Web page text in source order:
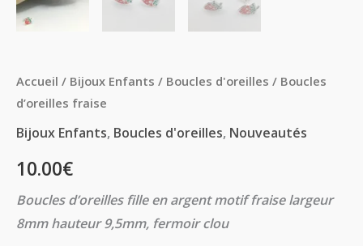
Accueil / Bijoux Enfants / Boucles d'oreilles / Boucles
d’oreilles fraise
Bijoux Enfants, Boucles d'oreilles, Nouveautés
10.00€
Boucles d’oreilles fille en argent motif fraise largeur
8mm hauteur 9,5mm, fermoir clou